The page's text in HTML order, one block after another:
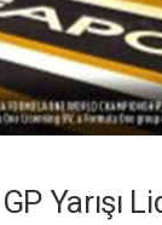
Yarışı